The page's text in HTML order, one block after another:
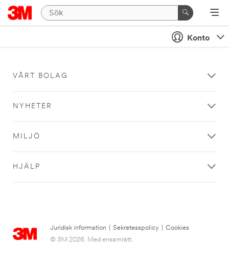
Konto
VÅRT BOLAG
NYHETER
MILJÖ
HJÄLP
Juridisk information Sekretesspolicy
Cookies
© 3M 2026. Med ensamrätt.